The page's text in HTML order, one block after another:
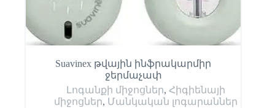
Suavinex թվային ինֆրակարմիր
ջերմաչափ
Լոգանքի միջոցներ, Հիգիենայի
միջոցներ, Մանկական լոգարաններ